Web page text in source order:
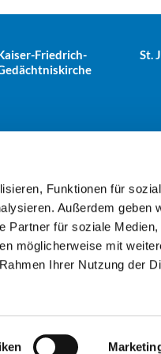
Funktionen für
Außerdem geben
Partner für soziale Medien,
möglicherweise mit
Ihrer Nutzung der
Friedrich-
St.
+49303943498 
Impressum